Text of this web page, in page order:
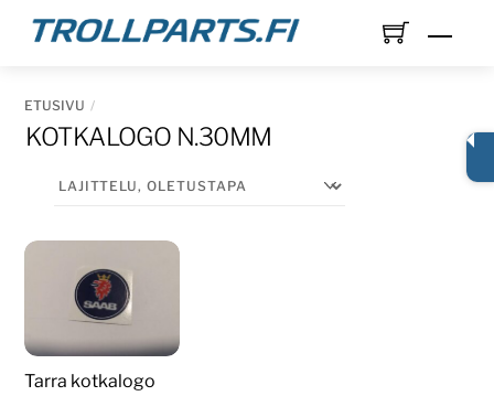
Skip
ETUSIVU
KOTKALOGO N.30MM
Tarra kotkalogo